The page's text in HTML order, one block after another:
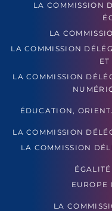
LA COMMISSION
LA
LA COMMISSION
LA COMMISSION
ÉDUCATION,
LA COMMISSION
LA COMMISSION
EUROPE
LA